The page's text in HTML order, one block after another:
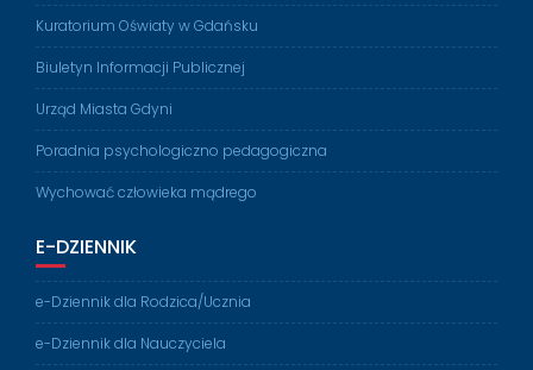
Kuratorium Oświaty w Gdańsku
Biuletyn Informacji Publicznej
Urząd Miasta Gdyni
Poradnia psychologiczno pedagogiczna
Wychować człowieka mądrego
E-DZIENNIK
e-Dziennik dla Rodzica/Ucznia
e-Dziennik dla Nauczyciela